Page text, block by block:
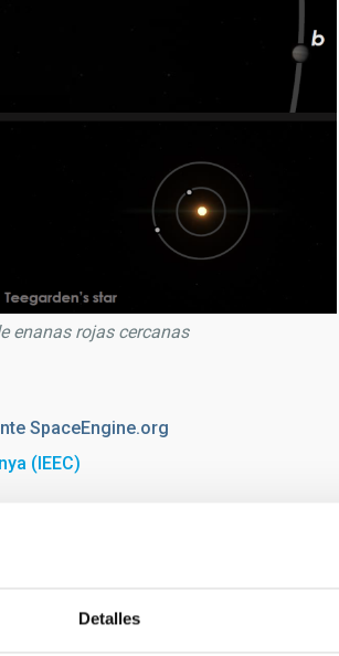
Detalles
enanas rojas cercanas
SpaceEngine.org
(IEEC)